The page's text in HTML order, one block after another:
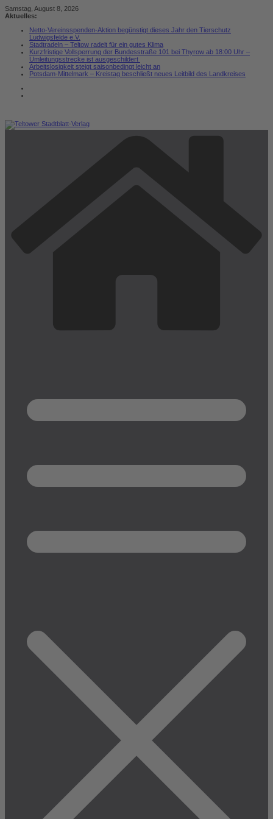
Zum
Inhalt
Samstag, August 8, 2026
Aktuelles:
Netto-Vereinsspenden-Aktion begünstigt dieses Jahr den Tierschutz
Ludwigsfelde e.V.
Stadtradeln – Teltow radelt für ein gutes Klima
Kurzfristige Vollsperrung der Bundesstraße 101 bei Thyrow ab 18:00 Uhr –
Umleitungsstrecke ist ausgeschildert
Arbeitslosigkeit steigt saisonbedingt leicht an
Potsdam-Mittelmark – Kreistag beschließt neues Leitbild des Landkreises